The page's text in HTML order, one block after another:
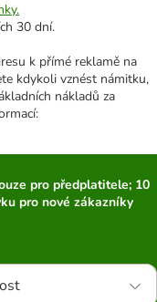
30 dní.
k přímé reklamě na
kdykoli vznést námitku,
nákladů za
pro předplatitele; 10
pro nové zákazníky